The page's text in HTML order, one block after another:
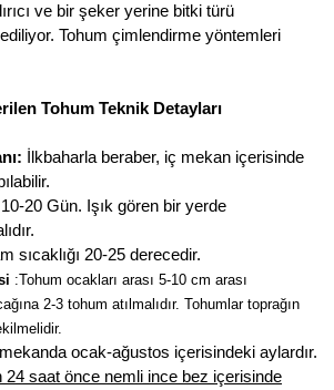
ve bir şeker yerine bitki türü
Tohum çimlendirme yöntemleri
Tohum Teknik Detayları
İlkbaharla beraber, iç mekan içerisinde
10-20 Gün. Işık gören bir yerde
sıcaklığı 20-25 derecedir.
:Tohum ocakları arası 5-10 cm arası
2-3 tohum atılmalıdır. Tohumlar toprağın
ocak-ağustos içerisindeki aylardır.
24 saat önce nemli ince bez içerisinde